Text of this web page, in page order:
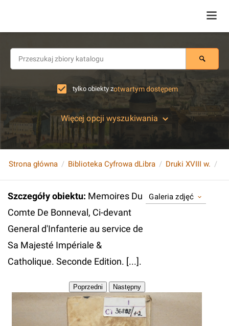
tylko obiekty zotwartym dostępem
Więcej opcji wyszukiwania
Strona główna Biblioteka Cyfrowa dLibra Druki XVIII w.
Szczegóły obiektu: Memoires Du
Comte De Bonneval, Ci-devant
General d'Infanterie au service de
Sa Majesté Impériale &
Catholique. Seconde Edition. [...].
Galeria zdjęć